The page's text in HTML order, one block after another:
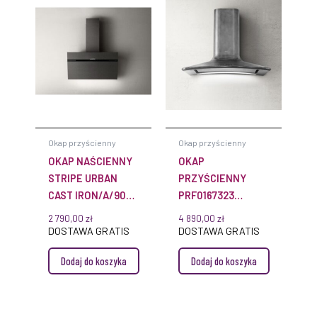
Okap przyścienny
OKAP NAŚCIENNY
STRIPE URBAN
CAST IRON/A/90
PRF0147738 KOLOR
ŻELIWA
2 790,00 zł
DOSTAWA GRATIS
Dodaj do koszyka
Okap przyścienny
OKAP
PRZYŚCIENNY
PRF0167323
SWEET 85CM
PELTROX
4 890,00 zł
DOSTAWA GRATIS
Dodaj do koszyka